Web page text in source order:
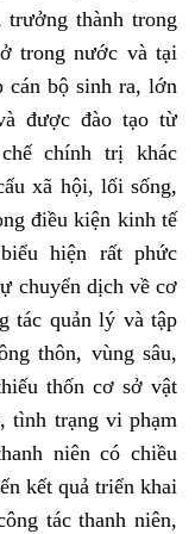
thành trong
trong nước và tại
cán bộ sinh ra, lớn
được đào tạo từ
chính trị khác
xã hội, lối sống,
điều kiện kinh tế
hiện rất phức
chuyển dịch về cơ
tác quản lý và tập
thôn, vùng sâu,
thốn cơ sở vật
tình trạng vi phạm
niên có chiều
kết quả triển khai
tác thanh niên,